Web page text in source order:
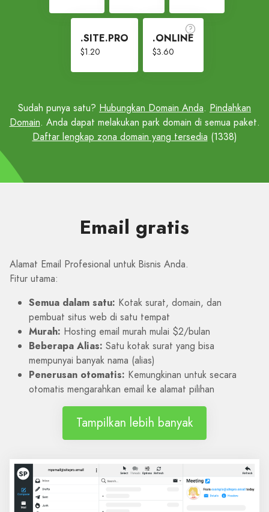
.SITE.PRO
$1.20
.ONLINE
$3.60
Sudah punya satu? Hubungkan Domain Anda. Pindahkan
Domain. Anda dapat melakukan park domain di semua paket.
Daftar lengkap zona domain yang tersedia (1338)
Email gratis
Alamat Email Profesional untuk Bisnis Anda.
Fitur utama:
Semua dalam satu: Kotak surat, domain, dan
pembuat situs web di satu tempat
Murah: Hosting email murah mulai $2/bulan
Beberapa Alias: Satu kotak surat yang bisa
mempunyai banyak nama (alias)
Penerusan otomatis: Kemungkinan untuk secara
otomatis mengarahkan email ke alamat pilihan
Tampilkan lebih banyak